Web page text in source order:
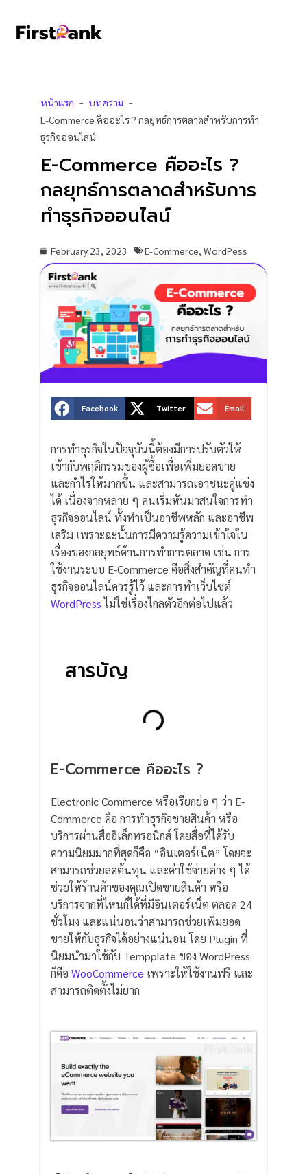
content
หน้าแรก - บทความ -
E-Commerce คืออะไร ? กลยุทธ์การตลาดสำหรับการทำ
ธุรกิจออนไลน์
E-Commerce คืออะไร ?
กลยุทธ์การตลาดสำหรับการ
ทำธุรกิจออนไลน์
February 23, 2023 E-Commerce, WordPess
S
h
Facebook S
h
n
Twitter S
h
Email
การทำธุรกิจในปัจจุบันนี้ต้องมีการปรับตัวให้
เข้ากับพฤติกรรมของผู้ซื้อเพื่อเพิ่มยอดขาย
และกำไรให้มากขึ้น และสามารถเอาชนะคู่แข่ง
ได้ เนื่องจากหลาย ๆ คนเริ่มหันมาสนใจการทำ
ธุรกิจออนไลน์ ทั้งทำเป็นอาชีพหลัก และอาชีพ
เสริม เพราะฉะนั้นการมีความรู้ความเข้าใจใน
เรื่องของกลยุทธ์ด้านการทำการตลาด เช่น การ
ใช้งานระบบ E-Commerce คือสิ่งสำคัญที่คนทำ
ธุรกิจออนไลน์ควรรู้ไว้ และการทำเว็บไซต์
WordPressไม่ใช่เรื่องไกลตัวอีกต่อไปแล้ว
สารบัญ
E-Commerce คืออะไร ?
Electronic Commerce หรือเรียกย่อ ๆ ว่า E-
Commerce คือ การทำธุรกิจขายสินค้า หรือ
บริการผ่านสื่ออิเล็กทรอนิกส์ โดยสื่อที่ได้รับ
ความนิยมมากที่สุดก็คือ “อินเตอร์เน็ต” โดยจะ
สามารถช่วยลดต้นทุน และค่าใช้จ่ายต่าง ๆ ได้
ช่วยให้ร้านค้าของคุณเปิดขายสินค้า หรือ
บริการจากที่ไหนก็ได้ที่มีอินเตอร์เน็ต ตลอด 24
ชั่วโมง และแน่นอนว่าสามารถช่วยเพิ่มยอด
ขายให้กับธุรกิจได้อย่างแน่นอน โดย Plugin ที่
นิยมนำมาใช้กับ Tempplate ของ WordPress
ก็คือ WooCommerce เพราะให้ใช้งานฟรี และ
สามารถติดตั้งไม่ยาก